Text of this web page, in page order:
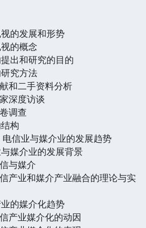
的发展和形势
的概念
出和研究的目的
究方法
二手资料分析
度访谈
调查
构
信业与媒介业的发展趋势
媒介业的发展背景
与媒介
业和媒介产业融合的理论与实
的媒介化趋势
业媒介化的动因